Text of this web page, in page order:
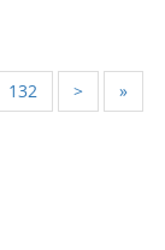
132 > »